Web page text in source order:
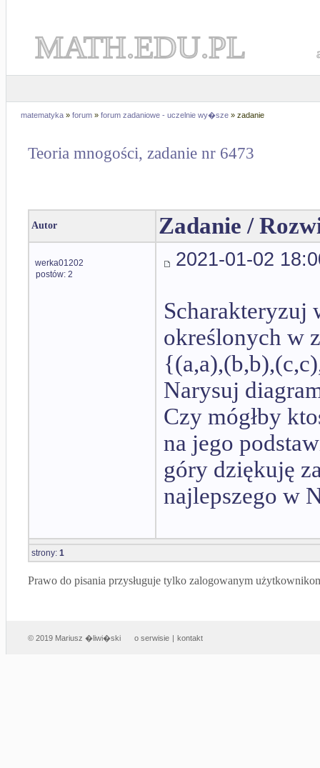
MATH.EDU.PL
matematyka » forum » forum zadaniowe - uczelnie wy�sze » zadanie
Teoria mnogości, zadanie nr 6473
Autor Zadanie /
werka01202
postów: 2
2021-01-02
Scharakteryzuj
określonych w
Narysuj
Czy mógłby
na jego
góry dziękuję
najlepszego w
strony: 1
Prawo do pisania przysługuje tylko zalogowanym
© 2019 Mariusz �liwi�ski o serwisie | kontakt